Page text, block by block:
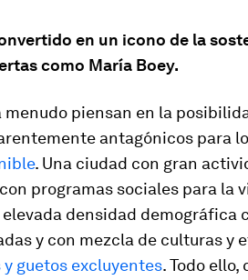
en un icono de la
como María Boey.
menudo piensan en la
antagónicos para
. Una ciudad con gran
programas sociales para la
densidad demográfica
y con mezcla de culturas y
guetos excluyentes. Todo